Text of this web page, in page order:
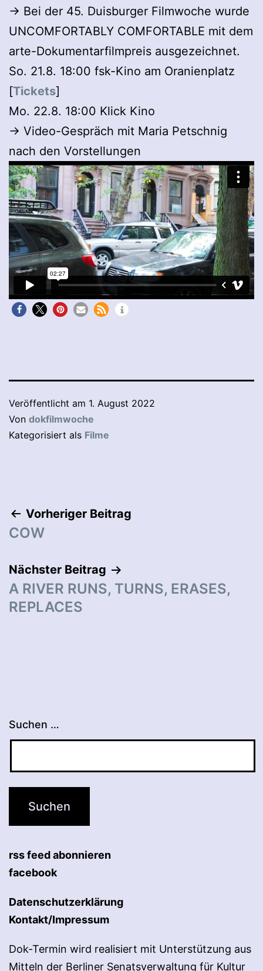
→ Bei der 45. Duisburger Filmwoche wurde
UNCOMFORTABLY COMFORTABLE mit dem
arte-Dokumentarfilmpreis ausgezeichnet.
So. 21.8. 18:00 fsk-Kino am Oranienplatz
[Tickets]
Mo. 22.8. 18:00 Klick Kino
→ Video-Gespräch mit Maria Petschnig
nach den Vorstellungen
Veröffentlicht am 1. August 2022
Von dokfilmwoche
Kategorisiert als Filme
Beitragsnavigation
Vorheriger Beitrag
COW
Nächster Beitrag
A RIVER RUNS, TURNS, ERASES,
REPLACES
Suchen …
rss feed abonnieren
facebook
Datenschutzerklärung
Kontakt/Impressum
Dok-Termin wird realisiert mit Unterstützung aus
Mitteln der Berliner Senatsverwaltung für Kultur